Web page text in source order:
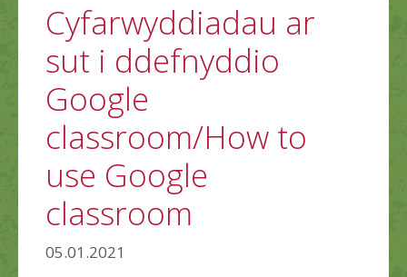
Cyfarwyddiadau ar
sut i ddefnyddio
Google
classroom/How to
use Google
classroom
05.01.2021